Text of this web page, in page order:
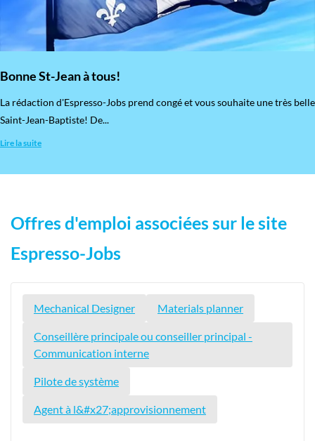
Bonne St-Jean à tous!
La rédaction d'Espresso-Jobs prend congé et vous souhaite une très belle
Saint-Jean-Baptiste! De...
Lire la suite
Offres d'emploi associées sur le site
Espresso-Jobs
Mechanical Designer Materials planner
Conseillère principale ou conseiller principal -
Communication interne
Pilote de système
Agent à l&#x27;approvisionnement